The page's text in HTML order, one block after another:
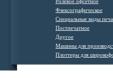
Флексографическое
Специальные виды
Постпечатное
Другое
Машины для
Плоттеры для